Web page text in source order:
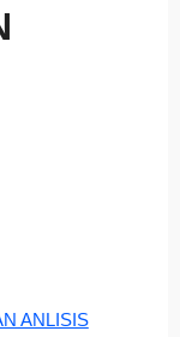
ANLISIS